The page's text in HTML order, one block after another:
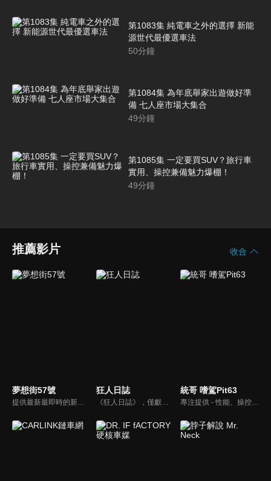
第1083集 純電車之外的選擇 新能
源世代最優選車法
50分鐘
第1084集 為年底舉家出遊做好準
備 七人座市場大集合
49分鐘
第1085集 一定要買SUV？旅行車
實用、操控兼備魅力爆棚！
49分鐘
推薦影片 收合
夢想街57號 狂人日誌
《狂人日誌》，僅獻給所有試著在這個數位化年代，惦記著、堅持著那份對純粹機械無止盡熱愛的熱血車狂們。
統哥 嗜駕Pit63
專注提供 - 性能、操控、改裝、樂趣、實用 的汽車頻道。